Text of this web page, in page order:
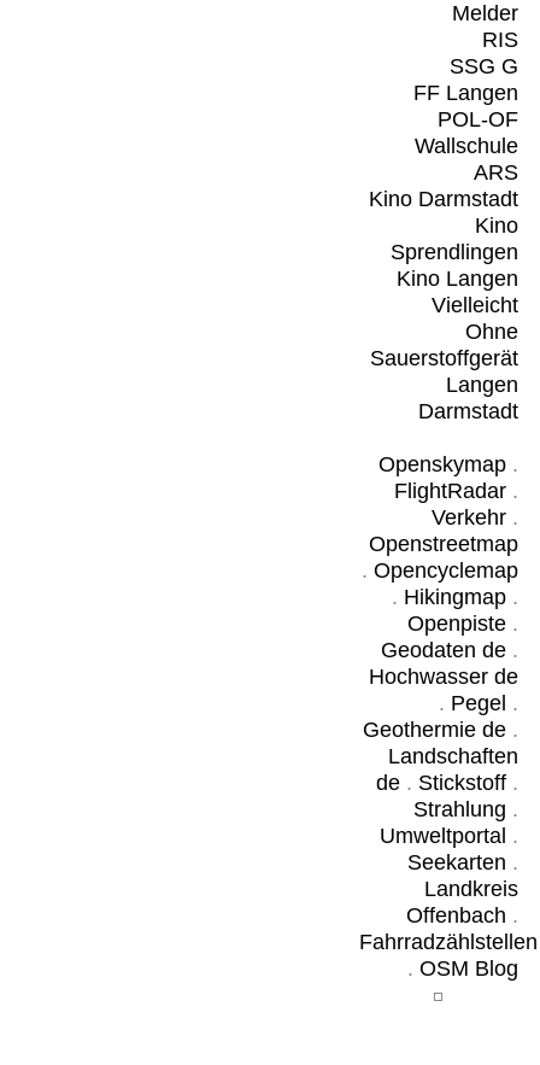
Melder
RIS
SSG G
FF Langen
POL-OF
Wallschule
ARS
Kino Darmstadt
Kino
Sprendlingen
Kino Langen
Vielleicht
Ohne
Sauerstoffgerät
Langen
Darmstadt
Openskymap.
FlightRadar.
Verkehr.
Openstreetmap
. Opencyclemap
. Hikingmap.
Openpiste.
Geodaten de.
Hochwasser de
. Pegel .
Geothermie de.
Landschaften
de. Stickstoff.
Strahlung .
Umweltportal .
Seekarten .
Landkreis
Offenbach .
Fahrradzählstellen
. OSM Blog